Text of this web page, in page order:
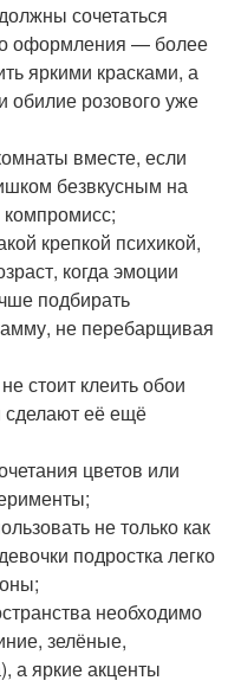
сочетаться
оформления — более
яркими красками, а
обилие розового уже
вместе, если
безвкусным на
крепкой психикой,
когда эмоции
подбирать
не перебарщивая
стоит клеить обои
сделают её ещё
цветов или
не только как
подростка легко
необходимо
зелёные,
а яркие акценты